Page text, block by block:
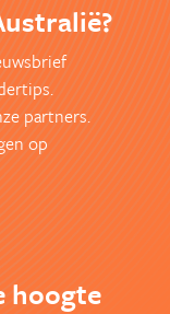
partners.
op
hoogte